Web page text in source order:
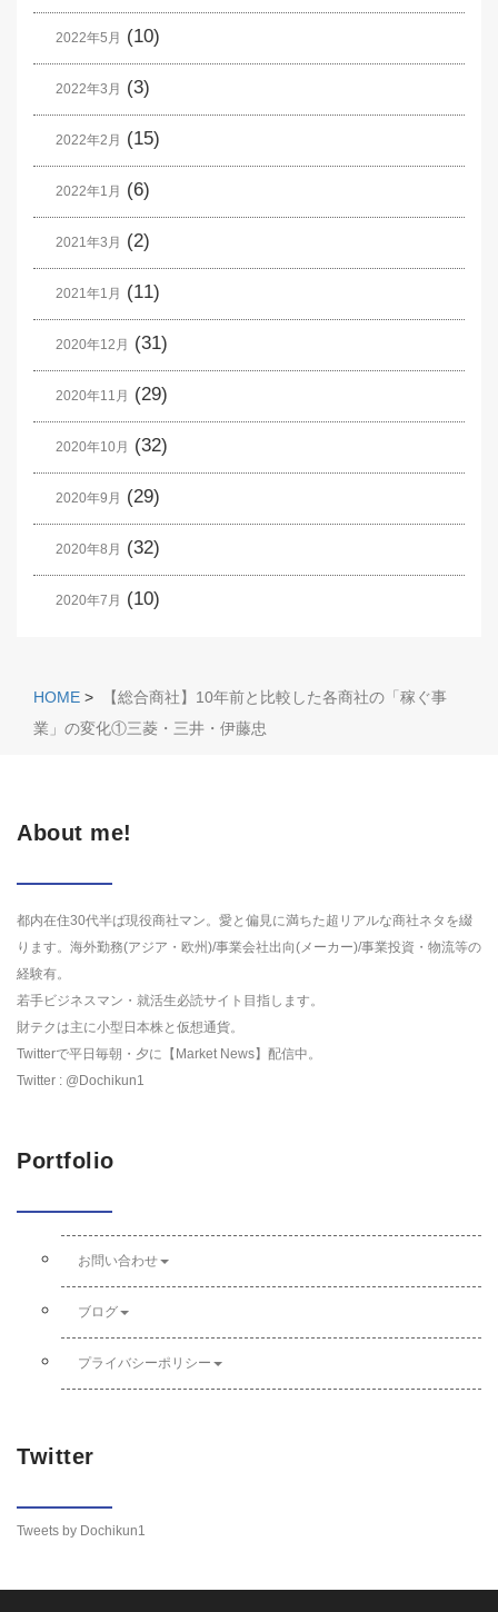
2022年5月 (10)
2022年3月 (3)
2022年2月 (15)
2022年1月 (6)
2021年3月 (2)
2021年1月 (11)
2020年12月 (31)
2020年11月 (29)
2020年10月 (32)
2020年9月 (29)
2020年8月 (32)
2020年7月 (10)
HOME >
【総合商社】10年前と比較した各商社の「稼ぐ事
業」の変化①三菱・三井・伊藤忠
About me!
都内在住30代半ば現役商社マン。愛と偏見に満ちた超リアルな商社ネタを綴
ります。海外勤務(アジア・欧州)/事業会社出向(メーカー)/事業投資・物流等の
経験有。
若手ビジネスマン・就活生必読サイト目指します。
財テクは主に小型日本株と仮想通貨。
Twitterで平日毎朝・夕に【Market News】配信中。
Twitter : @Dochikun1
Portfolio
お問い合わせ
ブログ
プライバシーポリシー
Twitter
Tweets by Dochikun1